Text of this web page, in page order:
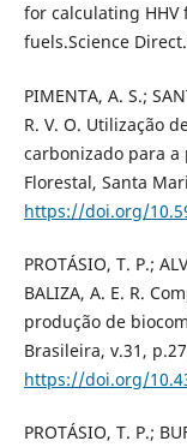
for calculating
fuels.Science
PIMENTA, A. S.;
R. V. O. Utilização
carbonizado para a
Florestal, Santa
https://doi.org/
PROTÁSIO, T. P.;
BALIZA, A. E. R.
produção de
Brasileira, v.31,
https://doi.org/
PROTÁSIO, T. P.;